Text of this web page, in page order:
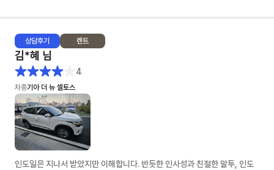
상담후기 렌트
김*혜 님
4
차종기아 더 뉴 셀토스
인도일은 지나서 받았지만 이해합니다. 반듯한 인사성과 친절한 말투, 인도